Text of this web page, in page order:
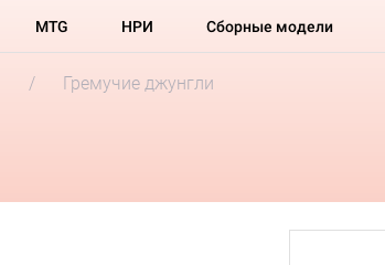
MTG НРИ Сборные модели
Гремучие джунгли